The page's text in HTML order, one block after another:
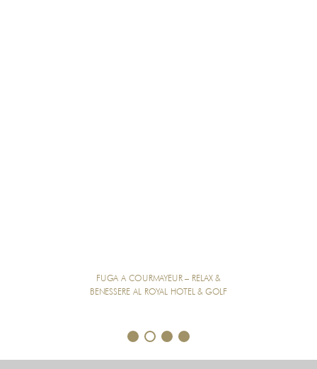
FUGA A COURMAYEUR – RELAX &
BENESSERE AL ROYAL HOTEL & GOLF
2